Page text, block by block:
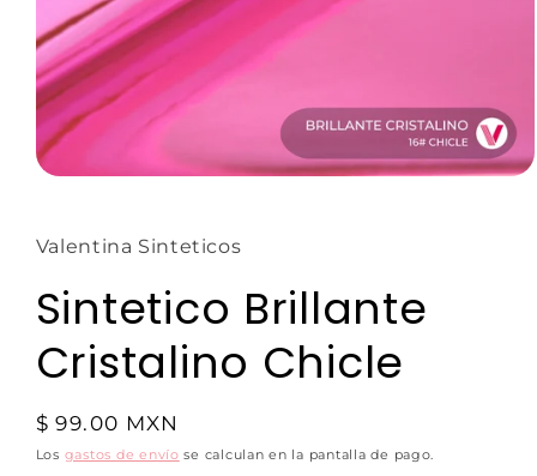
Valentina Sinteticos
Sintetico Brillante
Cristalino Chicle
$ 99.00 MXN
Los gastos de envío se calculan en la pantalla de pago.